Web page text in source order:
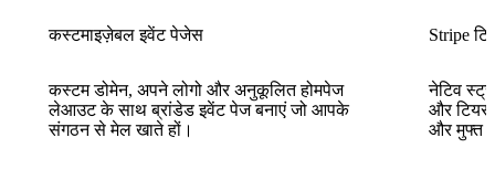
कस्टमाइज़ेबल इवेंट पेजेस
कस्टम डोमेन, अपने लोगो और अनुकूलित होमपेज
लेआउट के साथ ब्रांडेड इवेंट पेज बनाएं जो आपके
संगठन से मेल खाते हों।
Stripe
नेटिव
और टियर
और मुफ्त